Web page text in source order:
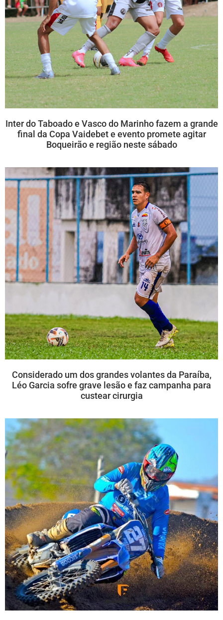
Inter do Taboado e Vasco do Marinho fazem a grande
final da Copa Vaidebet e evento promete agitar
Boqueirão e região neste sábado
Considerado um dos grandes volantes da Paraíba,
Léo Garcia sofre grave lesão e faz campanha para
custear cirurgia